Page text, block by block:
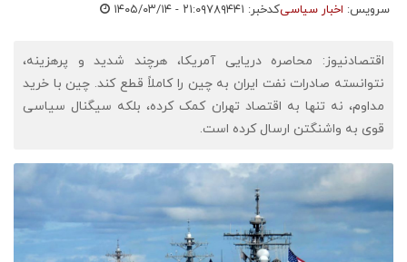
سرویس: اخبار سیاسیکدخبر: ۷۸۹۴۴۱ ۱۴۰۵/۰۳/۱۴ - ۲۱:۰۹
اقتصادنیوز: محاصره دریایی آمریکا، هرچند شدید و پرهزینه،
نتوانسته صادرات نفت ایران به چین را کاملاً قطع کند. چین با خرید
مداوم، نه تنها به اقتصاد تهران کمک کرده، بلکه سیگنال سیاسی
قوی به واشنگتن ارسال کرده است.